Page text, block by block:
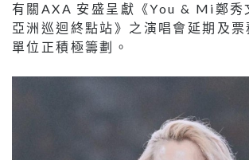
有關AXA 安盛呈獻《You & Mi鄭秀
亞洲巡迴終點站》之演唱會延期及
單位正積極籌劃。